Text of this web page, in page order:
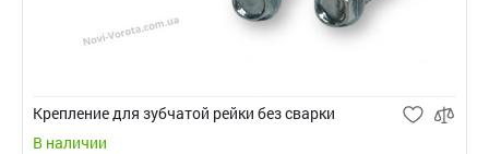
Крепление для зубчатой рейки без сварки
В наличии